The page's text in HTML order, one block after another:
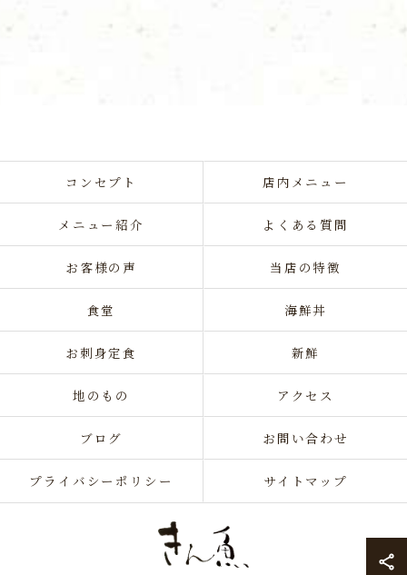
コンセプト 店内メニュー
メニュー紹介 よくある質問
お客様の声 当店の特徴
食堂 海鮮丼
お刺身定食 新鮮
地のもの アクセス
ブログ お問い合わせ
プライバシーポリシー サイトマップ